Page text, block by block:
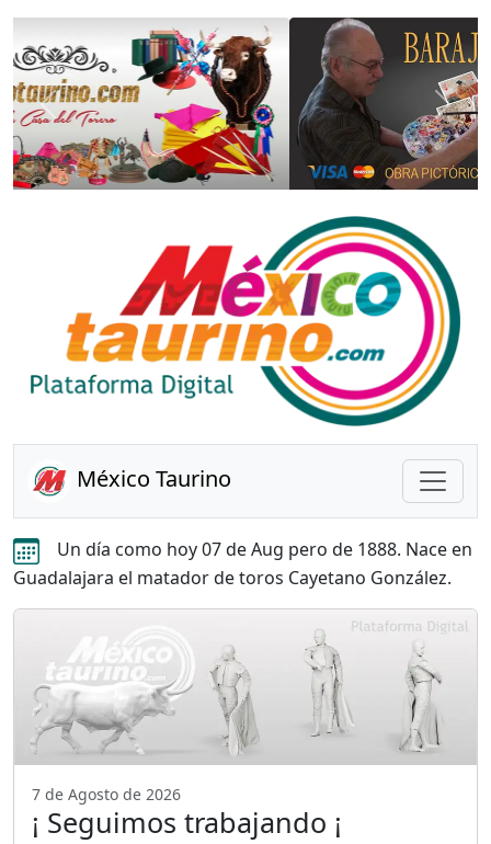
Anterior
México Taurino
Un día como hoy 07 de Aug pero de 1888. Nace en
Guadalajara el matador de toros Cayetano González.
7 de Agosto de 2026
¡ Seguimos trabajando ¡